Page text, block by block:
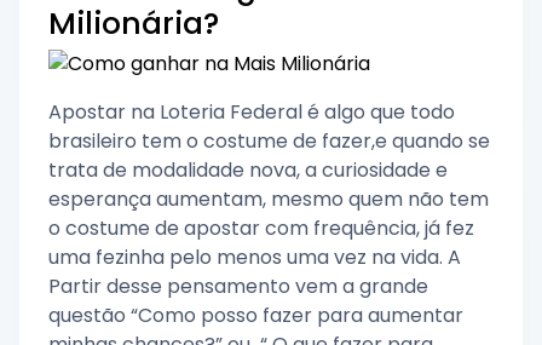
Milionária?
Apostar na Loteria Federal é algo que todo
brasileiro tem o costume de fazer,e quando se
trata de modalidade nova, a curiosidade e
esperança aumentam, mesmo quem não tem
o costume de apostar com frequência, já fez
uma fezinha pelo menos uma vez na vida. A
Partir desse pensamento vem a grande
questão “Como posso fazer para aumentar